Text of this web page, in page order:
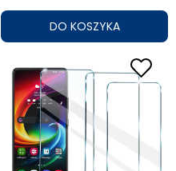
DO KOSZYKA